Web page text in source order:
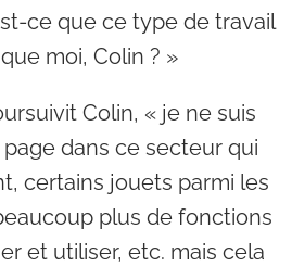
ce que ce type de travail
moi, Colin ? »
Colin, « je ne suis
dans ce secteur qui
certains jouets parmi les
plus de fonctions
et utiliser, etc. mais cela